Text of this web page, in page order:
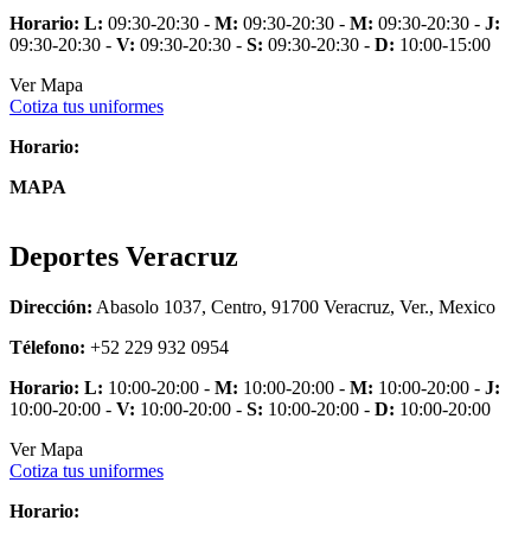
Horario: L: 09:30-20:30 - M: 09:30-20:30 - M: 09:30-20:30 - J:
09:30-20:30 - V: 09:30-20:30 - S: 09:30-20:30 - D: 10:00-15:00
Ver Mapa
Cotiza tus uniformes
Horario:
MAPA
Deportes Veracruz
Dirección: Abasolo 1037, Centro, 91700 Veracruz, Ver., Mexico
Télefono: +52 229 932 0954
Horario: L: 10:00-20:00 - M: 10:00-20:00 - M: 10:00-20:00 - J:
10:00-20:00 - V: 10:00-20:00 - S: 10:00-20:00 - D: 10:00-20:00
Ver Mapa
Cotiza tus uniformes
Horario: